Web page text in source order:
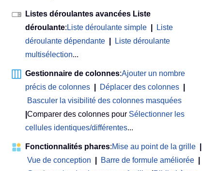
Listes déroulantes avancées Liste
déroulante:Liste déroulante simple
Liste
déroulante dépendante
Liste déroulante
multisélection...
Gestionnaire de colonnes:Ajouter un nombre
précis de colonnes
Déplacer des colonnes
Basculer la visibilité des colonnes masquées
Comparer des colonnes pour Sélectionner les
cellules identiques/différentes...
Fonctionnalités phares:Mise au point de la grille
Vue de conception
Barre de formule améliorée